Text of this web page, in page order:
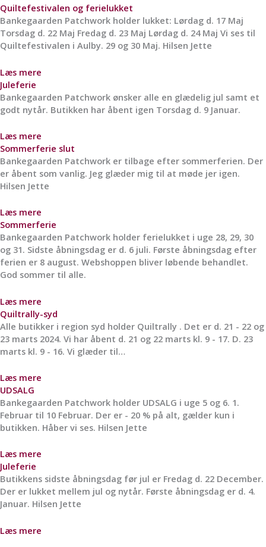
Quiltefestivalen og ferielukket
Bankegaarden Patchwork holder lukket: Lørdag d. 17 Maj
Torsdag d. 22 Maj Fredag d. 23 Maj Lørdag d. 24 Maj Vi ses til
Quiltefestivalen i Aulby. 29 og 30 Maj. Hilsen Jette
Læs mere
Juleferie
Bankegaarden Patchwork ønsker alle en glædelig jul samt et
godt nytår. Butikken har åbent igen Torsdag d. 9 Januar.
Læs mere
Sommerferie slut
Bankegaarden Patchwork er tilbage efter sommerferien. Der
er åbent som vanlig. Jeg glæder mig til at møde jer igen.
Hilsen Jette
Læs mere
Sommerferie
Bankegaarden Patchwork holder ferielukket i uge 28, 29, 30
og 31. Sidste åbningsdag er d. 6 juli. Første åbningsdag efter
ferien er 8 august. Webshoppen bliver løbende behandlet.
God sommer til alle.
Læs mere
Quiltrally-syd
Alle butikker i region syd holder Quiltrally . Det er d. 21 - 22 og
23 marts 2024. Vi har åbent d. 21 og 22 marts kl. 9 - 17. D. 23
marts kl. 9 - 16. Vi glæder til…
Læs mere
UDSALG
Bankegaarden Patchwork holder UDSALG i uge 5 og 6. 1.
Februar til 10 Februar. Der er - 20 % på alt, gælder kun i
butikken. Håber vi ses. Hilsen Jette
Læs mere
Juleferie
Butikkens sidste åbningsdag før jul er Fredag d. 22 December.
Der er lukket mellem jul og nytår. Første åbningsdag er d. 4.
Januar. Hilsen Jette
Læs mere